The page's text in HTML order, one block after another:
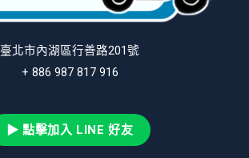
臺北市內湖區行善路201號
+ 886 987 817 916
▶ 點擊加入 LINE 好友